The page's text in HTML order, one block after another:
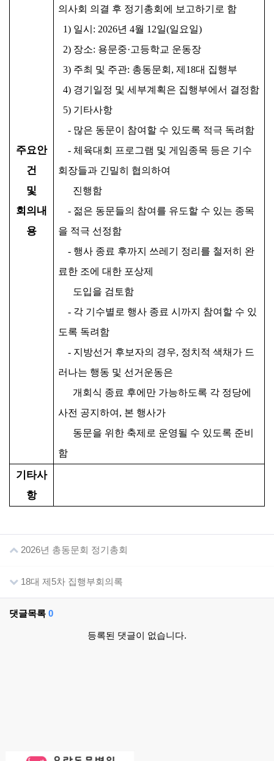
주요안
건
및
회의내
용
의사회 의결 후 정기총회에 보고하기로 함
1) 일시 : 2026년 4월 12일(일요일)
2) 장소: 용문중·고등학교 운동장
3) 주최 및 주관: 총동문회 , 제 18대 집행부
4) 경기일정 및 세부계획은 집행부에서 결정함
5) 기타사항
- 많은 동문이 참여할 수 있도록 적극 독려함
- 체육대회 프로그램 및 게임종목 등은 기수
회장들과 긴밀히 협의하여
진행함
- 젊은 동문들의 참여를 유도할 수 있는 종목
을 적극 선정함
- 행사 종료 후까지 쓰레기 정리를 철저히 완
료한 조에 대한 포상제
도입을 검토함
- 각 기수별로 행사 종료 시까지 참여할 수 있
도록 독려함
- 지방선거 후보자의 경우, 정치적 색채가 드
러나는 행동 및 선거운동은
개회식 종료 후에만 가능하도록 각 정당에
사전 공지하여 , 본 행사가
동문을 위한 축제로 운영될 수 있도록 준비
함
기타사
항
2026년 총동문회 정기총회
18대 제5차 집행부회의록
댓글목록 0
등록된 댓글이 없습니다.